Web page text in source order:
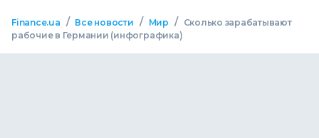
Finance.ua / Все новости / Мир /
Сколько зарабатывают
рабочие в Германии (инфографика)